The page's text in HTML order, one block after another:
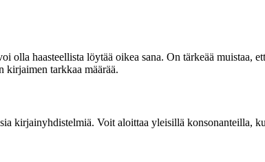
haasteellista löytää oikea sana. On tärkeää muistaa,
kirjaimen tarkkaa määrää.
kirjainyhdistelmiä. Voit aloittaa yleisillä konsonanteilla,